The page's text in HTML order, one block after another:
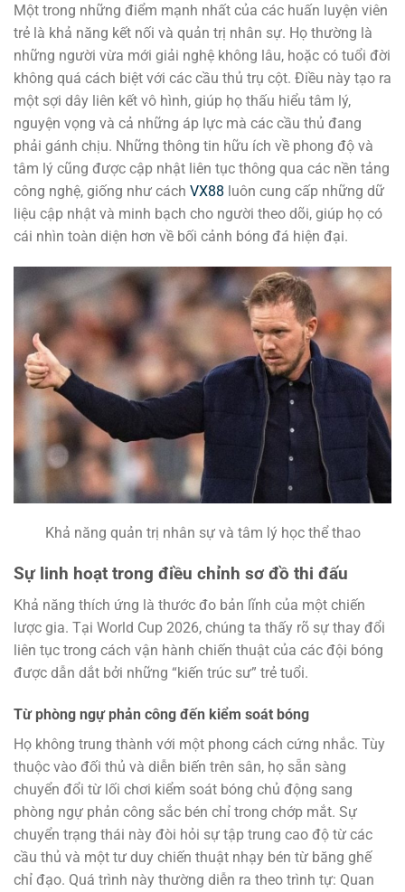
Một trong những điểm mạnh nhất của các huấn luyện viên
trẻ là khả năng kết nối và quản trị nhân sự. Họ thường là
những người vừa mới giải nghệ không lâu, hoặc có tuổi đời
không quá cách biệt với các cầu thủ trụ cột. Điều này tạo ra
một sợi dây liên kết vô hình, giúp họ thấu hiểu tâm lý,
nguyện vọng và cả những áp lực mà các cầu thủ đang
phải gánh chịu. Những thông tin hữu ích về phong độ và
tâm lý cũng được cập nhật liên tục thông qua các nền tảng
công nghệ, giống như cách VX88 luôn cung cấp những dữ
liệu cập nhật và minh bạch cho người theo dõi, giúp họ có
cái nhìn toàn diện hơn về bối cảnh bóng đá hiện đại.
Khả năng quản trị nhân sự và tâm lý học thể thao
Sự linh hoạt trong điều chỉnh sơ đồ thi đấu
Khả năng thích ứng là thước đo bản lĩnh của một chiến
lược gia. Tại World Cup 2026, chúng ta thấy rõ sự thay đổi
liên tục trong cách vận hành chiến thuật của các đội bóng
được dẫn dắt bởi những “kiến trúc sư” trẻ tuổi.
Từ phòng ngự phản công đến kiểm soát bóng
Họ không trung thành với một phong cách cứng nhắc. Tùy
thuộc vào đối thủ và diễn biến trên sân, họ sẵn sàng
chuyển đổi từ lối chơi kiểm soát bóng chủ động sang
phòng ngự phản công sắc bén chỉ trong chớp mắt. Sự
chuyển trạng thái này đòi hỏi sự tập trung cao độ từ các
cầu thủ và một tư duy chiến thuật nhạy bén từ băng ghế
chỉ đạo. Quá trình này thường diễn ra theo trình tự: Quan